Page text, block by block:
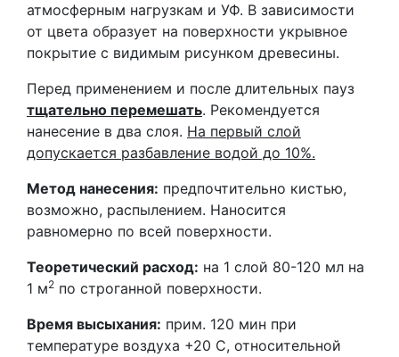
атмосферным нагрузкам и УФ. В зависимости
от цвета образует на поверхности укрывное
покрытие с видимым рисунком древесины.
Перед применением и после длительных пауз
тщательно перемешать. Рекомендуется
нанесение в два слоя. На первый слой
допускается разбавление водой до 10%.
Метод нанесения: предпочтительно кистью,
возможно, распылением. Наносится
равномерно по всей поверхности.
Теоретический расход: на 1 слой 80-120 мл на
1 м2 по строганной поверхности.
Время высыхания: прим. 120 мин при
температуре воздуха +20 С, относительной